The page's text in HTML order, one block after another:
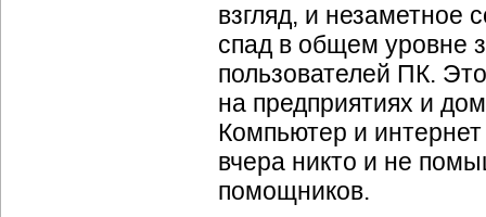
взгляд, и незаметное
спад в общем уровне
пользователей ПК.
на предприятиях и
Компьютер и
вчера никто и не
помощников.